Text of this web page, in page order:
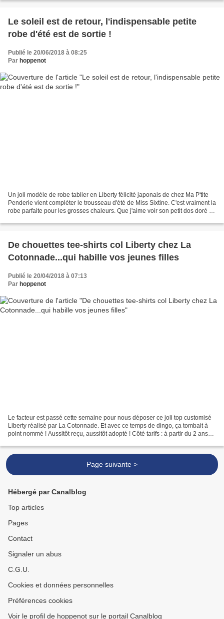
Le soleil est de retour, l'indispensable petite
robe d'été est de sortie !
Publié le 20/06/2018 à 08:25
Par hoppenot
Un joli modèle de robe tablier en Liberty félicité japonais de chez Ma P'tite
Penderie vient compléter le trousseau d'été de Miss Sixtine. C'est vraiment la
robe parfaite pour les grosses chaleurs. Que j'aime voir son petit dos doré à
De chouettes tee-shirts col Liberty chez La
Cotonnade...qui habille vos jeunes filles
Publié le 20/04/2018 à 07:13
Par hoppenot
Le facteur est passé cette semaine pour nous déposer ce joli top customisé
Liberty réalisé par La Cotonnade. Et avec ce temps de dingo, ça tombait à
point nommé ! Aussitôt reçu, aussitôt adopté ! Côté tarifs : à partir du 2 ans
Page suivante >
Hébergé par Canalblog
Top articles
Pages
Contact
Signaler un abus
C.G.U.
Cookies et données personnelles
Préférences cookies
Voir le profil de hoppenot sur le portail Canalblog